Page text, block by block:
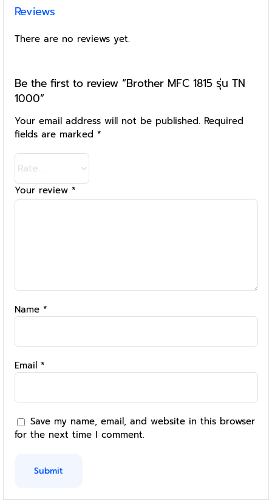
Reviews
There are no reviews yet.
Be the first to review “Brother MFC 1815 รุ่น TN
1000”
Your email address will not be published. Required
fields are marked *
Your review *
Name *
Email *
Save my name, email, and website in this browser
for the next time I comment.